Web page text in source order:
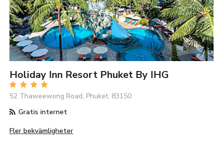
Holiday Inn Resort Phuket By IHG
52 Thaweewong Road, Phuket, 83150
Gratis internet
Fler bekvämligheter